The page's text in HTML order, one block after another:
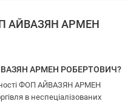
АЙВАЗЯН АРМЕН
АРМЕН РОБЕРТОВИЧ?
ФОП АЙВАЗЯН АРМЕН
в неспеціалізованих